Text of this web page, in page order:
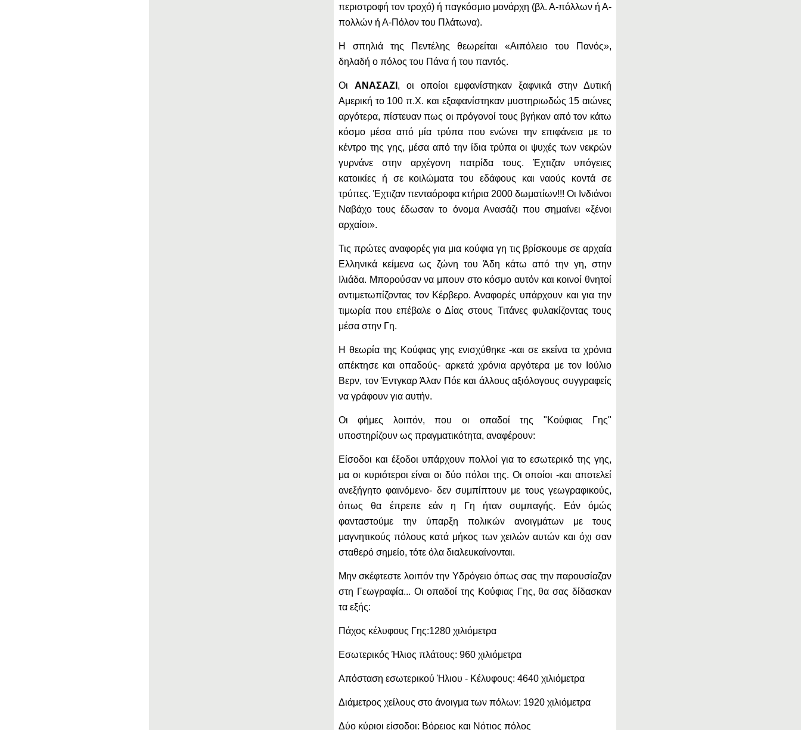
περιστροφή τον τροχό) ή παγκόσμιο μονάρχη (βλ. Α-πόλλων ή Α-
πολλών ή Α-Πόλον του Πλάτωνα).
Η σπηλιά της Πεντέλης θεωρείται «Αιπόλειο του Πανός»,
δηλαδή ο πόλος του Πάνα ή του παντός.
Οι ΑΝΑΣΑΖΙ , οι οποίοι εμφανίστηκαν ξαφνικά στην Δυτική
Αμερική το 100 π.Χ. και εξαφανίστηκαν μυστηριωδώς 15 αιώνες
αργότερα, πίστευαν πως οι πρόγονοί τους βγήκαν από τον κάτω
κόσμο μέσα από μία τρύπα που ενώνει την επιφάνεια με το
κέντρο της γης, μέσα από την ίδια τρύπα οι ψυχές των νεκρών
γυρνάνε στην αρχέγονη πατρίδα τους. Έχτιζαν υπόγειες
κατοικίες ή σε κοιλώματα του εδάφους και ναούς κοντά σε
τρύπες. Έχτιζαν πενταόροφα κτήρια 2000 δωματίων!!! Οι Ινδιάνοι
Ναβάχο τους έδωσαν το όνομα Ανασάζι που σημαίνει «ξένοι
αρχαίοι».
Τις πρώτες αναφορές για μια κούφια γη τις βρίσκουμε σε αρχαία
Ελληνικά κείμενα ως ζώνη του Άδη κάτω από την γη, στην
Ιλιάδα. Μπορούσαν να μπουν στο κόσμο αυτόν και κοινοί θνητοί
αντιμετωπίζοντας τον Κέρβερο. Αναφορές υπάρχουν και για την
τιμωρία που επέβαλε ο Δίας στους Τιτάνες φυλακίζοντας τους
μέσα στην Γη.
Η θεωρία της Κούφιας γης ενισχύθηκε -και σε εκείνα τα χρόνια
απέκτησε και οπαδούς- αρκετά χρόνια αργότερα με τον Ιούλιο
Βερν, τον Έντγκαρ Άλαν Πόε και άλλους αξιόλογους συγγραφείς
να γράφουν για αυτήν.
Οι φήμες λοιπόν, που οι οπαδοί της "Κούφιας Γης"
υποστηρίζουν ως πραγματικότητα, αναφέρουν:
Είσοδοι και έξοδοι υπάρχουν πολλοί για το εσωτερικό της γης,
μα οι κυριότεροι είναι οι δύο πόλοι της. Οι οποίοι -και αποτελεί
ανεξήγητο φαινόμενο- δεν συμπίπτουν με τους γεωγραφικούς,
όπως θα έπρεπε εάν η Γη ήταν συμπαγής. Εάν όμώς
φανταστούμε την ύπαρξη πολικών ανοιγμάτων με τους
μαγνητικούς πόλους κατά μήκος των χειλών αυτών και όχι σαν
σταθερό σημείο, τότε όλα διαλευκαίνονται.
Μην σκέφτεστε λοιπόν την Υδρόγειο όπως σας την παρουσίαζαν
στη Γεωγραφία... Οι οπαδοί της Κούφιας Γης, θα σας δίδασκαν
τα εξής:
Πάχος κέλυφους Γης:1280 χιλιόμετρα
Εσωτερικός Ήλιος πλάτους: 960 χιλιόμετρα
Απόσταση εσωτερικού Ήλιου - Κέλυφους: 4640 χιλιόμετρα
Διάμετρος χείλους στο άνοιγμα των πόλων: 1920 χιλιόμετρα
Δύο κύριοι είσοδοι: Βόρειος και Νότιος πόλος